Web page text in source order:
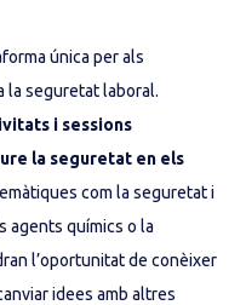
única per als
la seguretat laboral.
i sessions
la seguretat en els
com la seguretat i
agents químics o la
l’oportunitat de conèixer
idees amb altres